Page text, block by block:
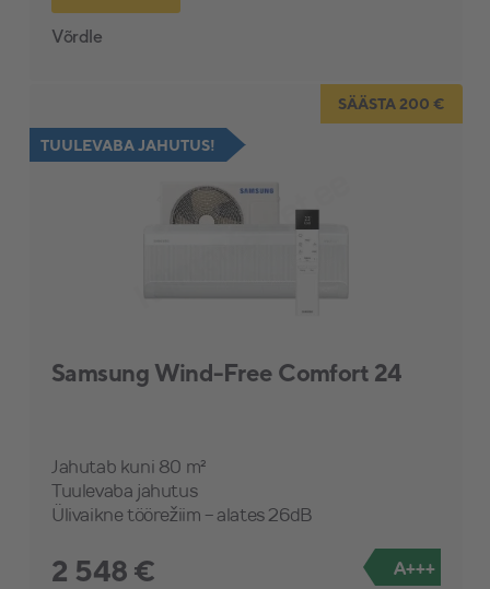
Võrdle
SÄÄSTA 200 €
TUULEVABA JAHUTUS!
Samsung Wind-Free Comfort 24
Jahutab kuni 80 m²
Tuulevaba jahutus
Ülivaikne töörežiim - alates 26dB
2 548 € A+++